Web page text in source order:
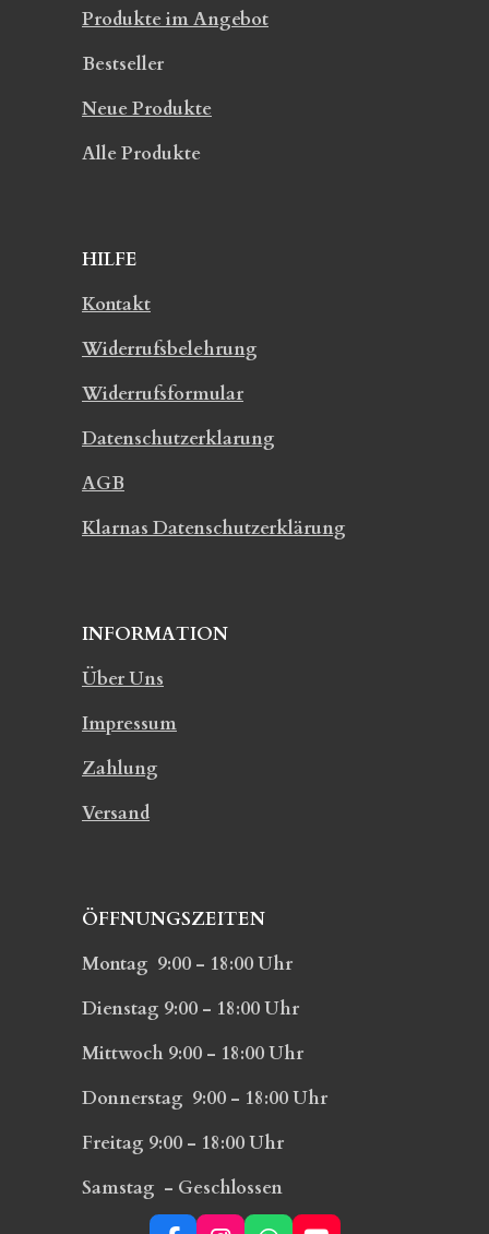
Produkte im Angebot
Bestseller
Neue Produkte
Alle Produkte
HILFE
Kontakt
Widerrufsbelehrung
Widerrufsformular
Datenschutzerklarung
AGB
Klarnas Datenschutzerklärung
INFORMATION
Über Uns
Impressum
Zahlung
Versand
ÖFFNUNGSZEITEN
Montag 9:00 - 18:00 Uhr
Dienstag 9:00 - 18:00 Uhr
Mittwoch 9:00 - 18:00 Uhr
Donnerstag 9:00 - 18:00 Uhr
Freitag 9:00 - 18:00 Uhr
Samstag - Geschlossen